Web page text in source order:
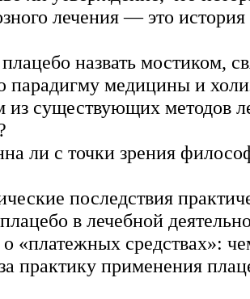
лечения — это
назвать мостиком,
парадигму медицины и
из существующих методов
ли с точки зрения
последствия
в лечебной
«платежных средствах»:
практику применения